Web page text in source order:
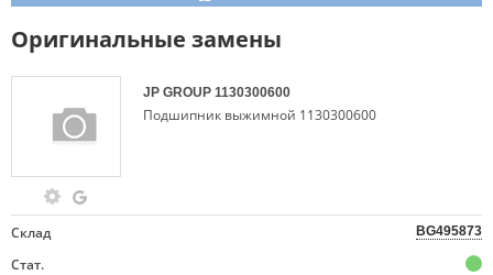
Оригинальные замены
JP GROUP 1130300600
Подшипник выжимной 1130300600
Склад BG495873
Стат.